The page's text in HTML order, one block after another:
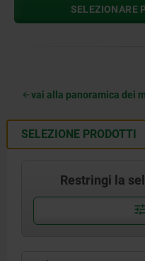
SELEZIONARE
vai alla panoramica dei
SELEZIONE PRODOTTI
Restringi la